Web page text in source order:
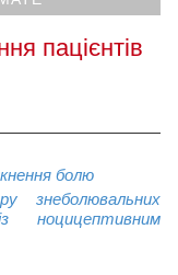
пацієнтів
болю
знеболювальних
ноцицептивним